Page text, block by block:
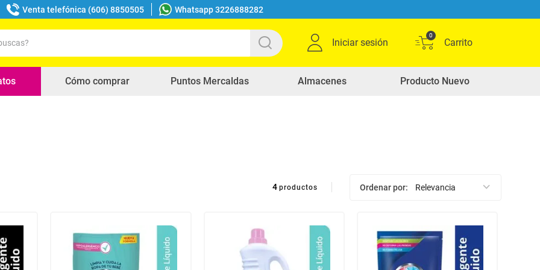
Venta telefónica (606) 8850505 Whatsapp 3226888282
Iniciar sesión
0
Cómo comprar Puntos Mercaldas Almacenes Producto Nuevo
4 productos Ordenar por Relevancia
buscados